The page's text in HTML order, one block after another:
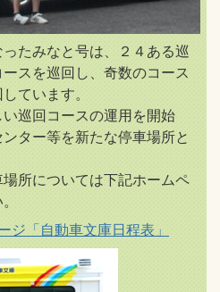
たみなと号は、２４ある巡
スを巡回し、奇数のコース
ています。
巡回コースの運用を開始
ター等を新たな停車場所と
所については下記ホームペ
ジ「自動車文庫日程表」